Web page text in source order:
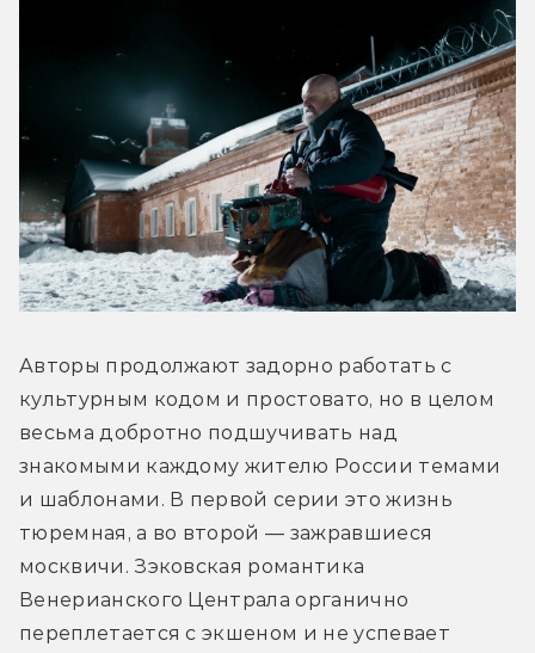
Авторы продолжают задорно работать с
культурным кодом и простовато, но в целом
весьма добротно подшучивать над
знакомыми каждому жителю России темами
и шаблонами. В первой серии это жизнь
тюремная, а во второй — зажравшиеся
москвичи. Зэковская романтика
Венерианского Централа органично
переплетается с экшеном и не успевает